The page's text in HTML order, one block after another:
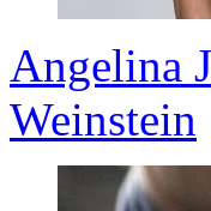
Angelina
Weinstein